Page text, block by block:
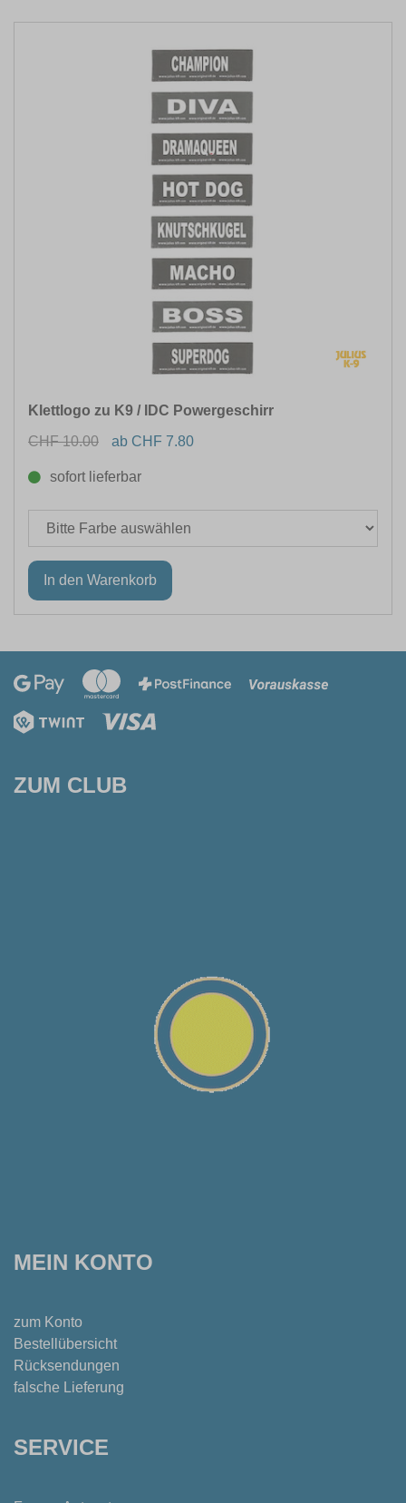
Klettlogo zu K9 / IDC Powergeschirr
CHF 10.00
ab CHF 7.80
sofort lieferbar
ZUM CLUB
MEIN KONTO
zum Konto
Bestellübersicht
Rücksendungen
falsche Lieferung
SERVICE